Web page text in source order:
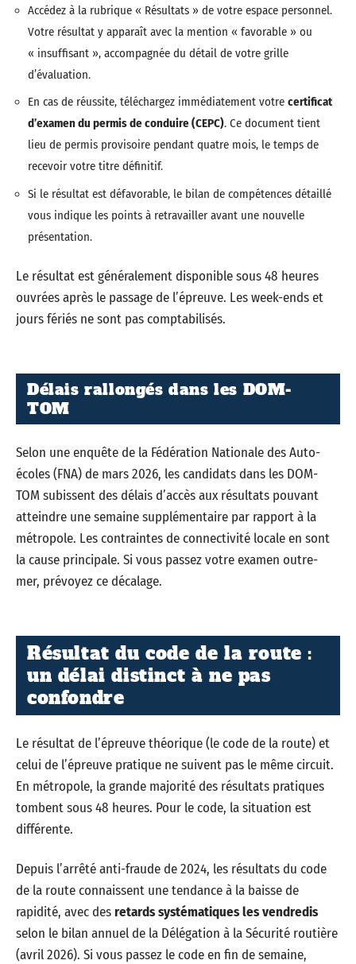
Accédez à la rubrique « Résultats » de votre espace personnel.
Votre résultat y apparaît avec la mention « favorable » ou
« insuffisant », accompagnée du détail de votre grille
d’évaluation.
En cas de réussite, téléchargez immédiatement votre certificat
d’examen du permis de conduire (CEPC). Ce document tient
lieu de permis provisoire pendant quatre mois, le temps de
recevoir votre titre définitif.
Si le résultat est défavorable, le bilan de compétences détaillé
vous indique les points à retravailler avant une nouvelle
présentation.
Le résultat est généralement disponible sous 48 heures
ouvrées après le passage de l’épreuve. Les week-ends et
jours fériés ne sont pas comptabilisés.
Délais rallongés dans les DOM-
TOM
Selon une enquête de la Fédération Nationale des Auto-
écoles (FNA) de mars 2026, les candidats dans les DOM-
TOM subissent des délais d’accès aux résultats pouvant
atteindre une semaine supplémentaire par rapport à la
métropole. Les contraintes de connectivité locale en sont
la cause principale. Si vous passez votre examen outre-
mer, prévoyez ce décalage.
Résultat du code de la route :
un délai distinct à ne pas
confondre
Le résultat de l’épreuve théorique (le code de la route) et
celui de l’épreuve pratique ne suivent pas le même circuit.
En métropole, la grande majorité des résultats pratiques
tombent sous 48 heures. Pour le code, la situation est
différente.
Depuis l’arrêté anti-fraude de 2024, les résultats du code
de la route connaissent une tendance à la baisse de
rapidité, avec desretards systématiques les vendredis
selon le bilan annuel de la Délégation à la Sécurité routière
(avril 2026). Si vous passez le code en fin de semaine,